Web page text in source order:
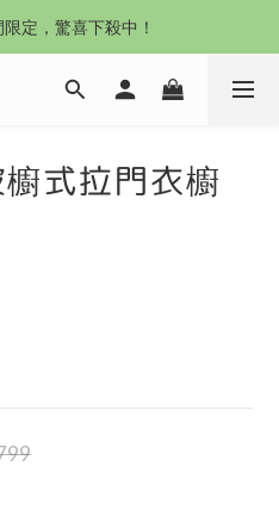
頭等艙到商務艙一次擁有
定，驚喜下殺中！
頭等艙到商務艙一次擁有
式拉門衣櫥